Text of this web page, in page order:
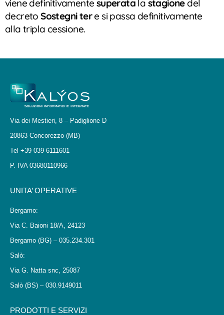
viene definitivamente superata la stagione del
decretoSostegni tere si passa definitivamente
alla tripla cessione.
Via dei Mestieri, 8 – Padiglione D
20863 Concorezzo (MB)
Tel +39 039 6111601
P. IVA 03680110966
UNITA’ OPERATIVE
Bergamo:
Via C. Baioni 18/A, 24123
Bergamo (BG) – 035.234.301
Salò:
Via G. Natta snc, 25087
Salò (BS) – 030.9149011
PRODOTTI E SERVIZI